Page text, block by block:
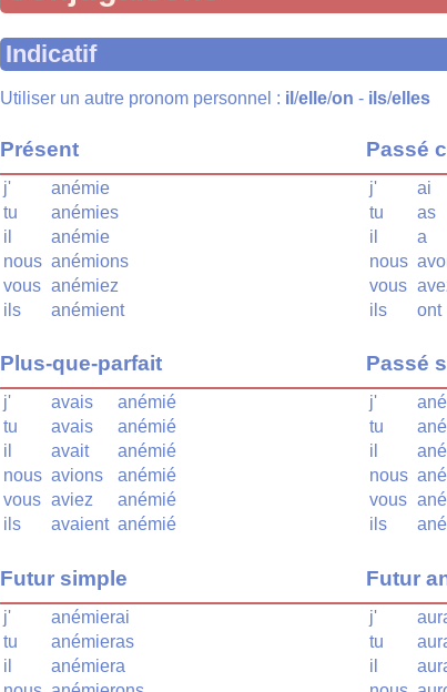
Indicatif
Utiliser un autre pronom personnel : il /elle/on - ils/elles
Présent
j'
anémie
tu
anémies
il
anémie
nous anémions
vous anémiez
ils
anémient
Plus-que-parfait
j' avais
anémié
tu
avais
anémié
il
avait
anémié
nous avions
anémié
vous aviez
anémié
ils
avaient anémié
Futur simple
j'
anémierai
tu
anémieras
il
anémiera
Passé
j' ai
tu
as
il
a
nous
vous
ils
ont
Passé
j'
tu
il
nous
vous
ils
Futur
j'
tu
il